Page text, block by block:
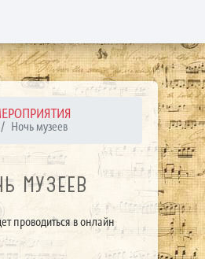
Ночь музеев
МУЗЕЕВ
проводиться в онлайн